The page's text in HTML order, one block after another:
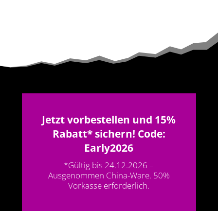
Jetzt vorbestellen und 15%
Rabatt* sichern! Code:
Early2026
*Gültig bis 24.12.2026 –
Ausgenommen China-Ware. 50%
Vorkasse erforderlich.